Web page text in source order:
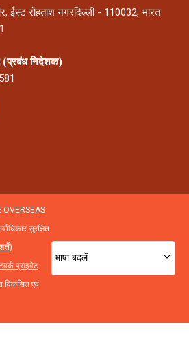
ईस्ट रोहताश नगरदिल्ली - 110032, भारत
(प्रबंध निदेशक)
OVERSEAS
सुरक्षित.
प्राइवेट
विकसित एवं
भाषा बदलें